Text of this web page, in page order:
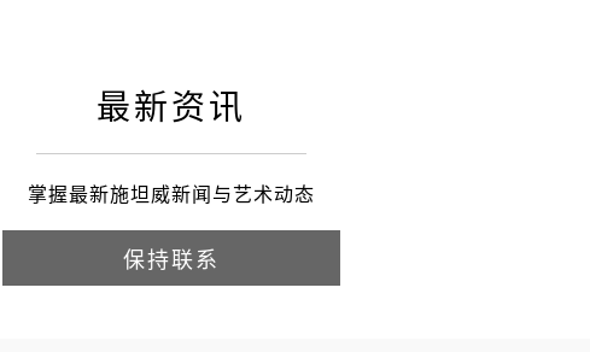
最新资讯
掌握最新施坦威新闻与艺术动态
保持联系